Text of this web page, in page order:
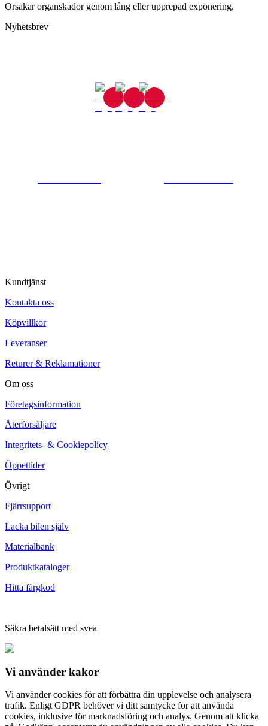
Orsakar organskador genom lång eller upprepad exponering.
Nyhetsbrev
Kundtjänst
Kontakta oss
Köpvillkor
Leveranser
Returer & Reklamationer
Om oss
Företagsinformation
Återförsäljare
Integritets- & Cookiepolicy
Öppettider
Övrigt
Fjärrsupport
Lacka bilen själv
Materialbank
Produktkataloger
Hitta färgkod
Säkra betalsätt med svea
Vi använder kakor
Vi använder cookies för att förbättra din upplevelse och analysera
trafik. Enligt GDPR behöver vi ditt samtycke för att använda
cookies, inklusive för marknadsföring och analys. Genom att klicka